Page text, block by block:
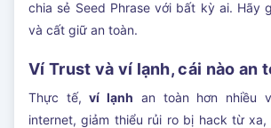
chia sẻ Seed Phrase với bất kỳ ai. Hãy
và cất giữ an toàn.
Ví Trust và ví lạnh, cái nào an
Thực tế,ví lạnh an toàn hơn nhiều
internet, giảm thiểu rủi ro bị hack từ